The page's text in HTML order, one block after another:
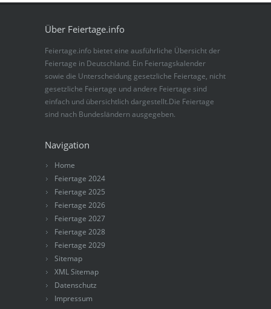
Über Feiertage.info
Feiertage.info bietet eine ausführliche Übersicht der
Feiertage in Deutschland. Ein Feiertagskalender
sowie die Unterscheidung gesetzliche Feiertage, nicht
gesetzliche Feiertage und andere Feiertage sind
einfach und übersichtlich dargestellt.Die Feiertage
sind nach Bundesländern ausgegeben.
Navigation
Home
Feiertage 2024
Feiertage 2025
Feiertage 2026
Feiertage 2027
Feiertage 2028
Feiertage 2029
Sitemap
XML Sitemap
Datenschutz
Impressum